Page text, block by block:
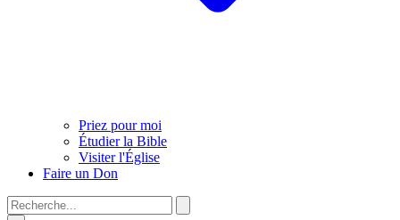
Priez pour moi
Étudier la Bible
Visiter l'Église
Faire un Don